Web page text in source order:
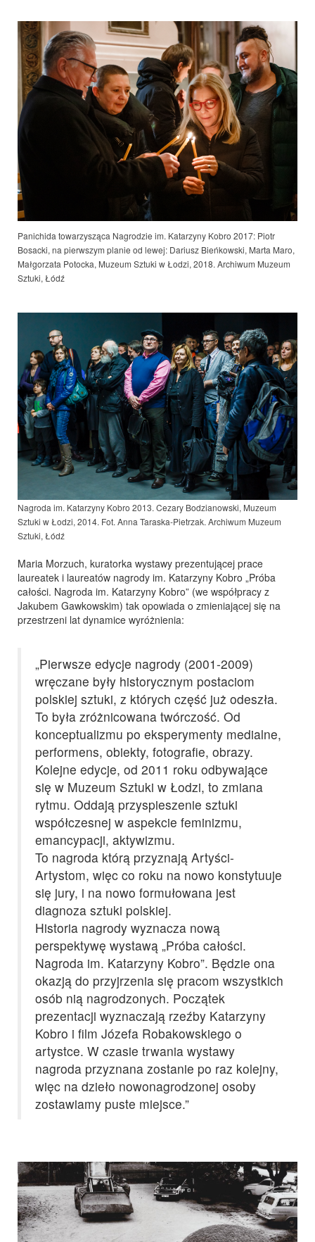
Panichida towarzysząca Nagrodzie im. Katarzyny Kobro 2017: Piotr
Bosacki, na pierwszym planie od lewej: Dariusz Bieńkowski, Marta Maro,
Małgorzata Potocka, Muzeum Sztuki w Łodzi, 2018. Archiwum Muzeum
Sztuki, Łódź
Nagroda im. Katarzyny Kobro 2013. Cezary Bodzianowski, Muzeum
Sztuki w Łodzi, 2014. Fot. Anna Taraska-Pietrzak. Archiwum Muzeum
Sztuki, Łódź
Maria Morzuch, kuratorka wystawy prezentującej prace
laureatek i laureatów nagrody im. Katarzyny Kobro „Próba
całości. Nagroda im. Katarzyny Kobro” (we współpracy z
Jakubem Gawkowskim) tak opowiada o zmieniającej się na
przestrzeni lat dynamice wyróżnienia:
„Pierwsze edycje nagrody (2001-2009)
wręczane były historycznym postaciom
polskiej sztuki, z których część już odeszła.
To była zróżnicowana twórczość. Od
konceptualizmu po eksperymenty medialne,
performens, obiekty, fotografie, obrazy.
Kolejne edycje, od 2011 roku odbywające
się w Muzeum Sztuki w Łodzi, to zmiana
rytmu. Oddają przyspieszenie sztuki
współczesnej w aspekcie feminizmu,
emancypacji, aktywizmu.
To nagroda którą przyznają Artyści-
Artystom, więc co roku na nowo konstytuuje
się jury, i na nowo formułowana jest
diagnoza sztuki polskiej.
Historia nagrody wyznacza nową
perspektywę wystawą „Próba całości.
Nagroda im. Katarzyny Kobro”. Będzie ona
okazją do przyjrzenia się pracom wszystkich
osób nią nagrodzonych. Początek
prezentacji wyznaczają rzeźby Katarzyny
Kobro i film Józefa Robakowskiego o
artystce. W czasie trwania wystawy
nagroda przyznana zostanie po raz kolejny,
więc na dzieło nowonagrodzonej osoby
zostawiamy puste miejsce.”